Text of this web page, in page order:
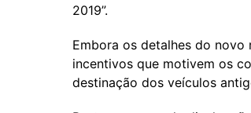
2019”.
Embora os detalhes do novo
incentivos que motivem os
destinação dos veículos